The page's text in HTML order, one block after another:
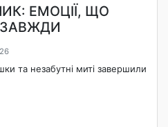
ЕМОЦІЇ, ЩО
та незабутні миті завершили